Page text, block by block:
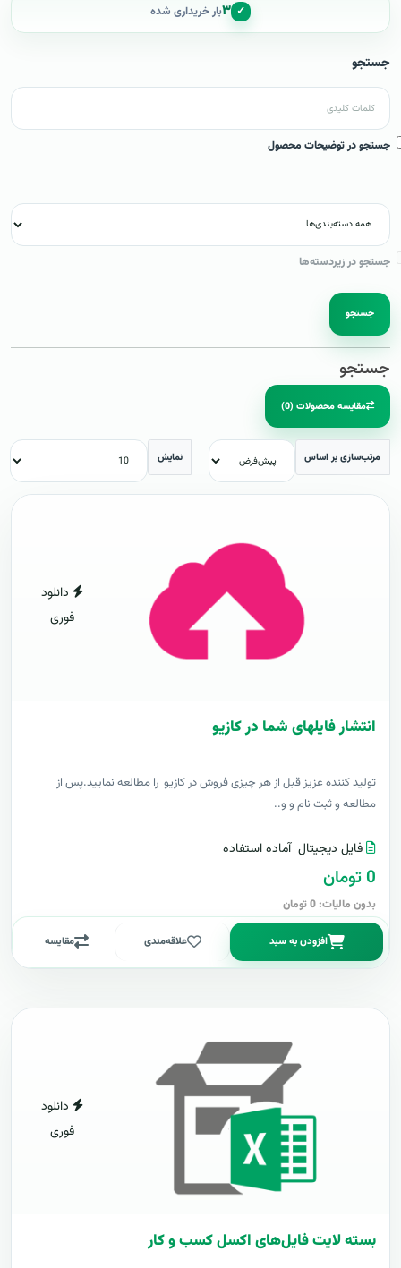
✓ ۳بار خریداری شده
جستجو
جستجو در توضیحات محصول
جستجو در زیردسته‌ها
جستجو
جستجو
مقایسه محصولات (0)
مرتب‌سازی بر اساس نمایش
دانلود
فوری
انتشار فایلهای شما در کازیو
توليد کننده عزيز قبل از هر چیزی فروش در کازیو را مطالعه نمایید.پس از
مطالعه و ثبت نام و و..
فایل دیجیتال آماده استفاده
0 تومان
بدون مالیات: 0 تومان
افزودن به سبد علاقه‌مندی مقایسه
دانلود
فوری
بسته لایت فایل‌های اکسل کسب و کار